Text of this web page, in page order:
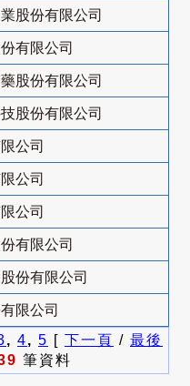
股份有限公司
有限公司
股份有限公司
股份有限公司
公司
公司
公司
有限公司
份有限公司
限公司
, 4, 5 [ 下一頁 / 最後
筆資料